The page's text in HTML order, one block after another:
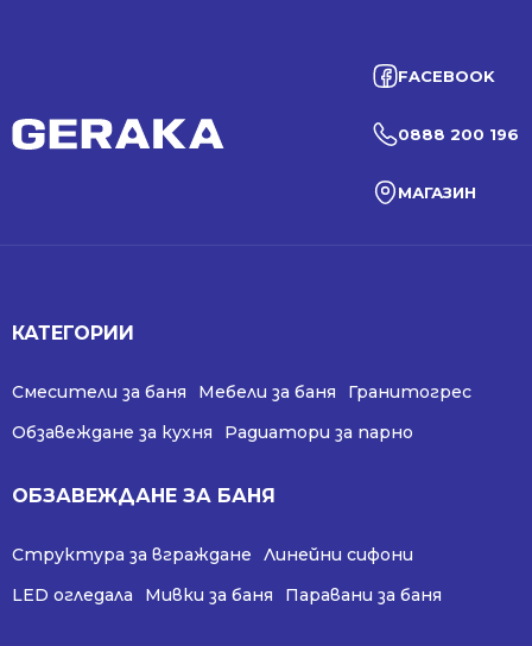
FACEBOOK
0888 200 196
МАГАЗИН
КАТЕГОРИИ
Смесители за баня Мебели за баня
Гранитогрес
Обзавеждане за кухня
Радиатори за парно
ОБЗАВЕЖДАНЕ ЗА БАНЯ
Структура за вграждане
Линейни сифони
LED огледала
Мивки за баня Паравани за баня